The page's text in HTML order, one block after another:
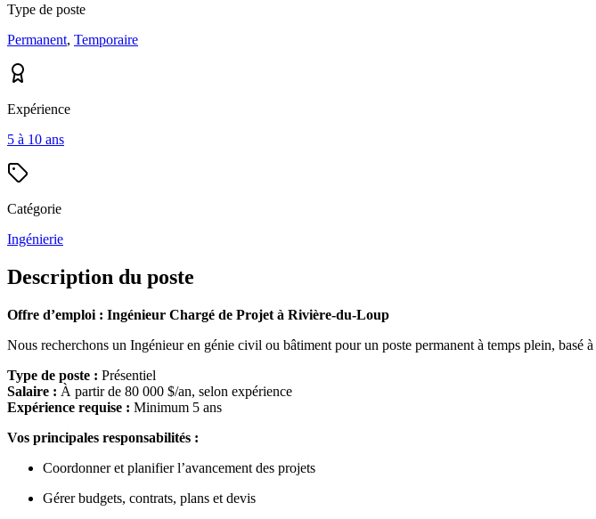
Type de poste
Permanent, Temporaire
Expérience
5 à 10 ans
Catégorie
Ingénierie
Description du poste
Offre d’emploi : Ingénieur Chargé de Projet à Rivière-du-Loup
Nous recherchons un Ingénieur en génie civil ou bâtiment pour un poste permanent à temps plein, basé à
Type de poste : Présentiel
Salaire : À partir de 80 000 $/an, selon expérience
Expérience requise : Minimum 5 ans
Vos principales responsabilités :
Coordonner et planifier l’avancement des projets
Gérer budgets, contrats, plans et devis